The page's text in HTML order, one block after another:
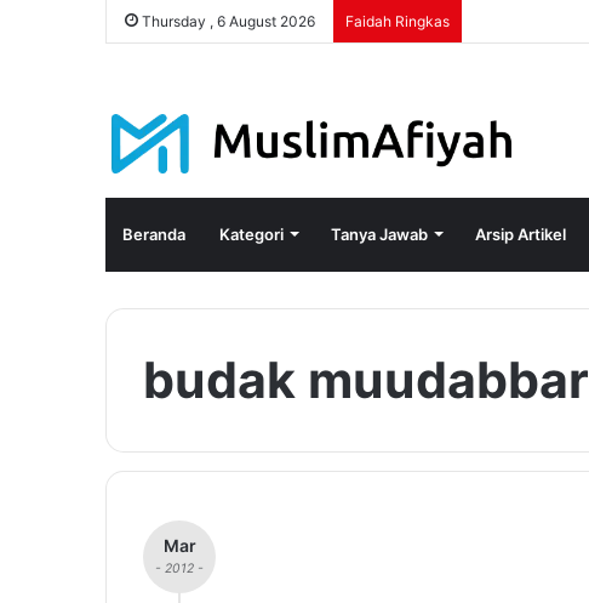
Thursday , 6 August 2026 Faidah Ringkas
Beranda Kategori Tanya Jawab Arsip Artikel
budak muudabbar
Mar
- 2012 -